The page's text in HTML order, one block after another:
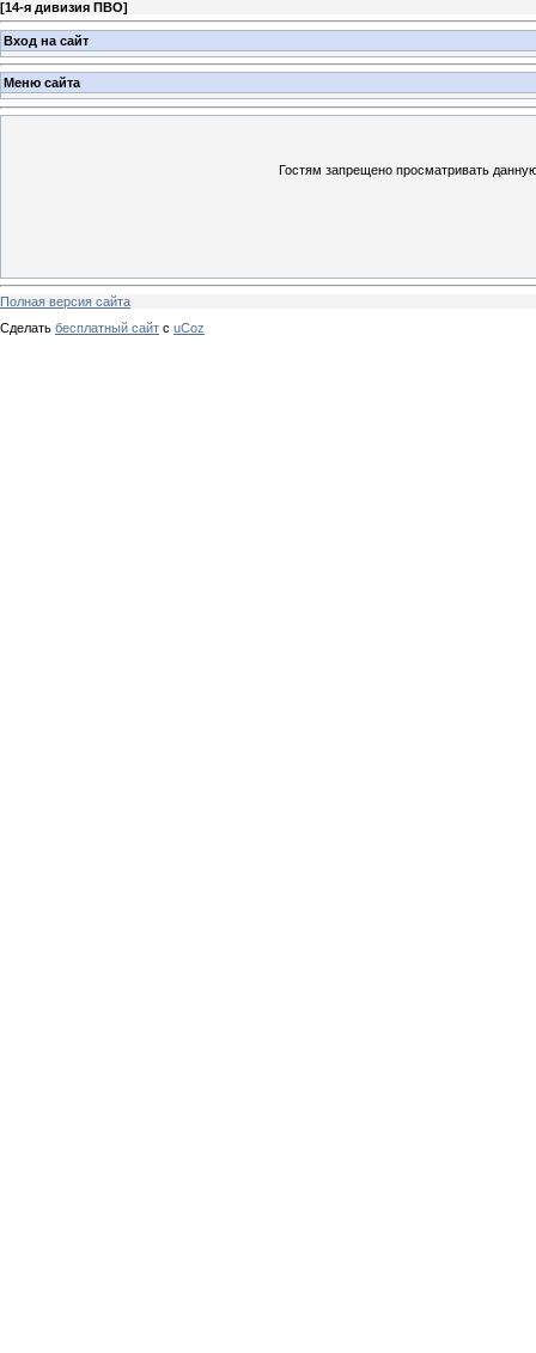
[14-я дивизия ПВО]
Вход на сайт
Меню сайта
Гостям запрещено просматривать
Полная версия сайта
Сделать бесплатный сайт с uCoz